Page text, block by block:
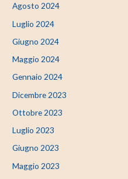
Agosto 2024
Luglio 2024
Giugno 2024
Maggio 2024
Gennaio 2024
Dicembre 2023
Ottobre 2023
Luglio 2023
Giugno 2023
Maggio 2023